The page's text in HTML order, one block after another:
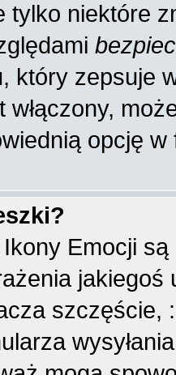
tylko niektóre
który zepsuje
włączony,
opcję w
Emocji
szczęście,